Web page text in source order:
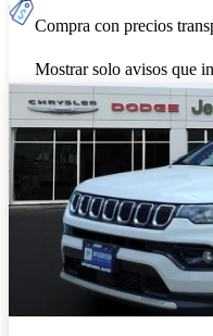
Compra con precios
Mostrar solo avisos que